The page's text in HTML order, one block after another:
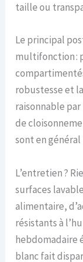
taille ou
Le principal
multifonction :
robustesse et
raisonnable
de
sont en
L’entretien ?
surfaces
alimentaire,
résistants à
hebdomadaire
blanc fait